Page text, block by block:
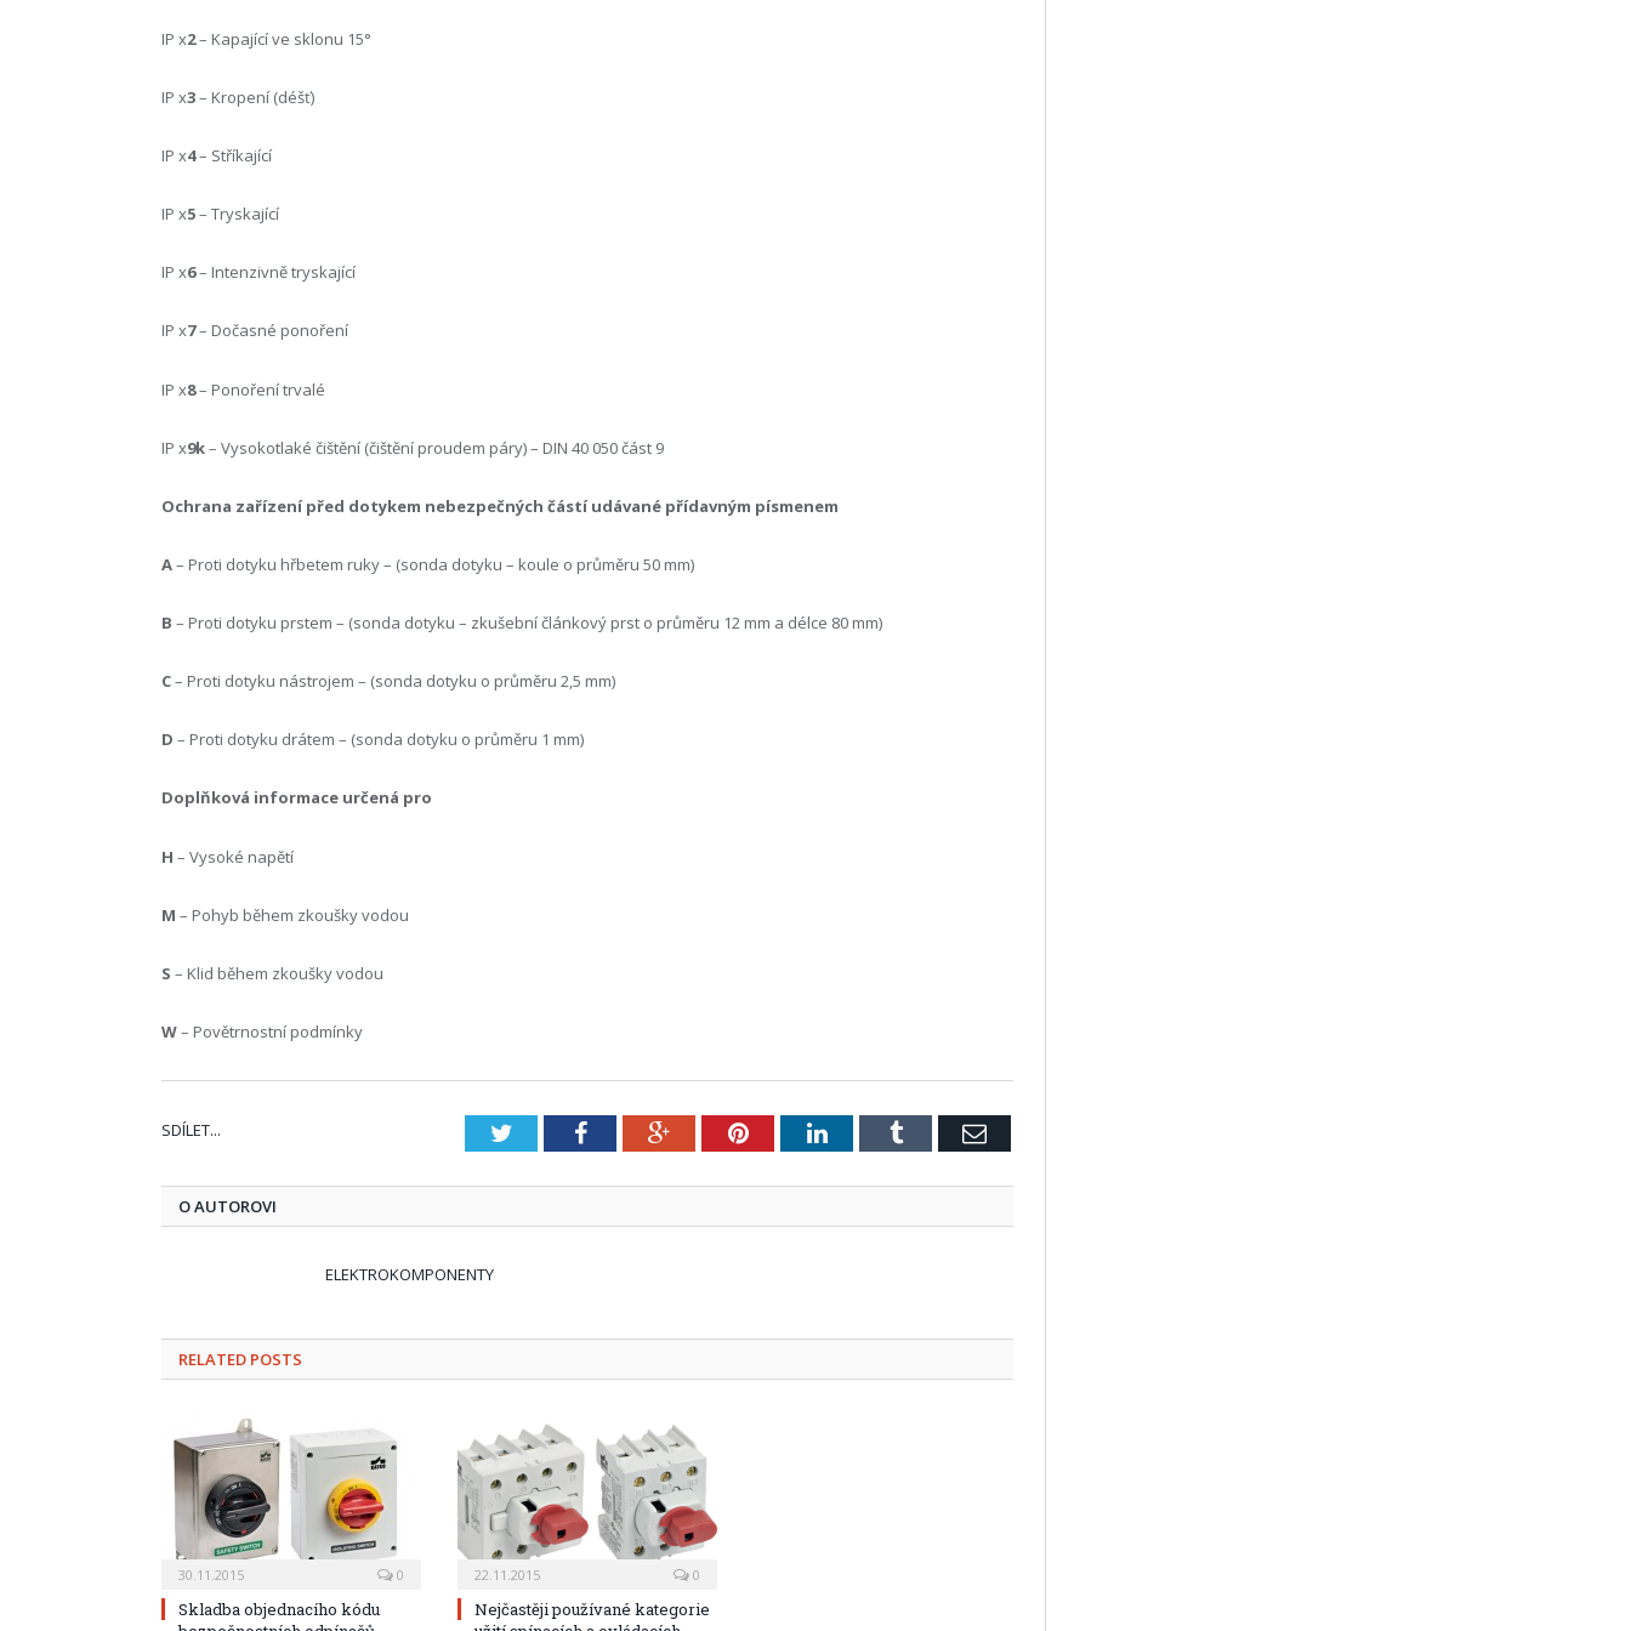
IP x2– Kapající ve sklonu 15°
IP x3– Kropení (déšť)
IP x4– Stříkající
IP x5– Tryskající
IP x6– Intenzivně tryskající
IP x7– Dočasné ponoření
IP x8– Ponoření trvalé
IP x9k– Vysokotlaké čištění (čištění proudem páry) – DIN 40 050 část 9
Ochrana zařízení před dotykem nebezpečných částí udávané přídavným písmenem
A– Proti dotyku hřbetem ruky – (sonda dotyku – koule o průměru 50 mm)
B – Proti dotyku prstem – (sonda dotyku – zkušební článkový prst o průměru 12 mm a délce 80 mm)
C– Proti dotyku nástrojem – (sonda dotyku o průměru 2,5 mm)
D – Proti dotyku drátem – (sonda dotyku o průměru 1 mm)
Doplňková informace určená pro
H – Vysoké napětí
M – Pohyb během zkoušky vodou
S – Klid během zkoušky vodou
W– Povětrnostní podmínky
SDÍLET... TwitterFacebookGoogle+PinterestLinkedInTumblr Email
O AUTOROVI
ELEKTROKOMPONENTY
RELATED POSTS
30.11.2015 0
Skladba objednacího kódu
22.11.2015 0
Nejčastěji používané kategorie